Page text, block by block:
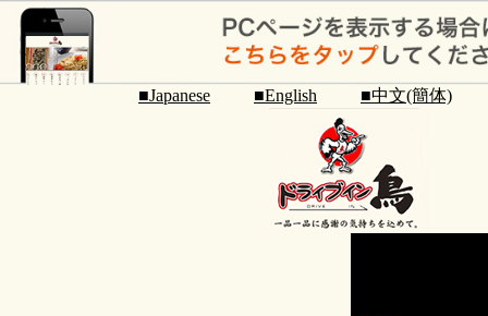
■Japanese ■English ■中文(簡体)